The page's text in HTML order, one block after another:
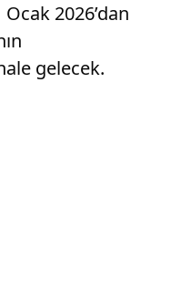
2026’dan
gelecek.